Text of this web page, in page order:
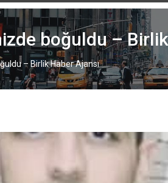
boğuldu –
– Birlik Haber Ajansı